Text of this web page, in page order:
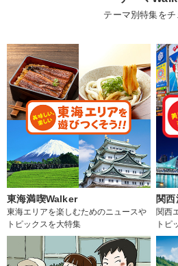
テーマ別特集をチ
東海満喫Walker
東海エリアを楽しむためのニュースや
トピックスを大特集
関
関西
トピ